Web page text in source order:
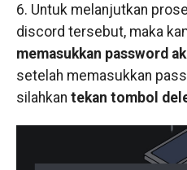
6. Untuk melanjutkan
discord tersebut, maka
memasukkan password
setelah memasukkan
silahkan tekan tombol